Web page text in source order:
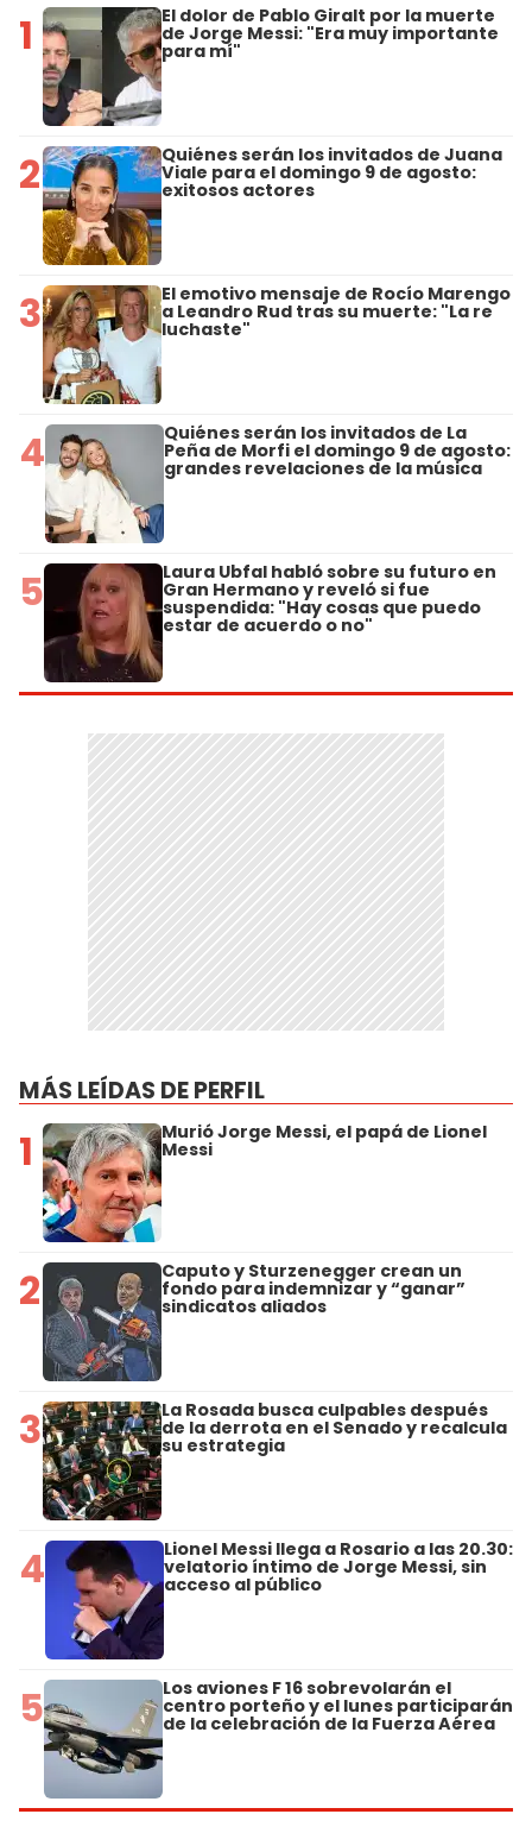
1 El dolor de Pablo Giralt por la muerte
de Jorge Messi: "Era muy importante
para mí"
2 Quiénes serán los invitados de Juana
Viale para el domingo 9 de agosto:
exitosos actores
3 El emotivo mensaje de Rocío Marengo
a Leandro Rud tras su muerte: "La re
luchaste"
4 Quiénes serán los invitados de La
Peña de Morfi el domingo 9 de agosto:
grandes revelaciones de la música
5 Laura Ubfal habló sobre su futuro en
Gran Hermano y reveló si fue
suspendida: "Hay cosas que puedo
estar de acuerdo o no"
MÁS LEÍDAS DE PERFIL
1 Murió Jorge Messi, el papá de Lionel
Messi
2 Caputo y Sturzenegger crean un
fondo para indemnizar y “ganar”
sindicatos aliados
3 La Rosada busca culpables después
de la derrota en el Senado y recalcula
su estrategia
4 Lionel Messi llega a Rosario a las 20.30:
velatorio íntimo de Jorge Messi, sin
acceso al público
5 Los aviones F 16 sobrevolarán el
centro porteño y el lunes participarán
de la celebración de la Fuerza Aérea